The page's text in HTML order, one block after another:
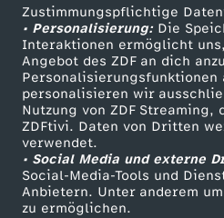
Zustimmungspflichtige
• Personalisierung:Die
Interaktionen ermöglicht
Angebot des ZDF an dich
Personalisierungsfunktionen
personalisieren wir
Nutzung von ZDF Streaming,
ZDFtivi. Daten von Dritten
verwendet.
• Social Media und externe
Social-Media-Tools und
Anbietern. Unter anderem
zu ermöglichen.
r
R
e
i
s
Livestreams
Sendungen A-Z
TV-Programm
ZDF Unternehmen
Karriere